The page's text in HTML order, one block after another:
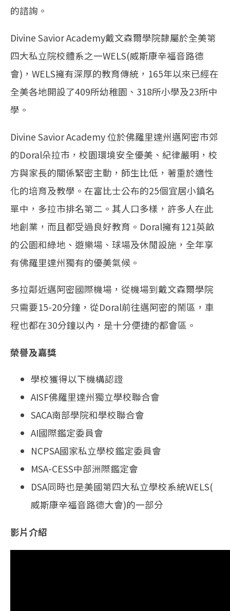
的諮詢。
Divine Savior Academy戴文森爾學院隸屬於全美第
四大私立院校體系之一WELS(威斯康辛福音路德
會)，WELS擁有深厚的教育傳統，165年以來已經在
全美各地開設了409所幼稚園、318所小學及23所中
學。
Divine Savior Academy 位於佛羅里達州邁阿密市郊
的Doral朵拉市，校園環境安全優美、紀律嚴明，校
方與家長的關係緊密主動，師生比低，著重於適性
化的培育及教學。在富比士公布的25個宜居小鎮名
單中，多拉市排名第二。其人口多樣，許多人在此
地創業，而且都受過良好教育。Doral擁有121英畝
的公園和綠地、遊樂場、球場及休閒設施，全年享
有佛羅里達州獨有的優美氣候。
多拉鄰近邁阿密國際機場，從機場到戴文森爾學院
只需要15-20分鐘，從Doral前往邁阿密的鬧區，車
程也都在30分鐘以內，是十分便捷的都會區。
榮譽及嘉獎
學校獲得以下機構認證
AISF佛羅里達州獨立學校聯合會
SACA南部學院和學校聯合會
AI國際鑑定委員會
NCPSA國家私立學校鑑定委員會
MSA-CESS中部洲際鑑定會
DSA同時也是美國第四大私立學校系統WELS(
威斯康辛福音路德大會)的一部分
影片介紹